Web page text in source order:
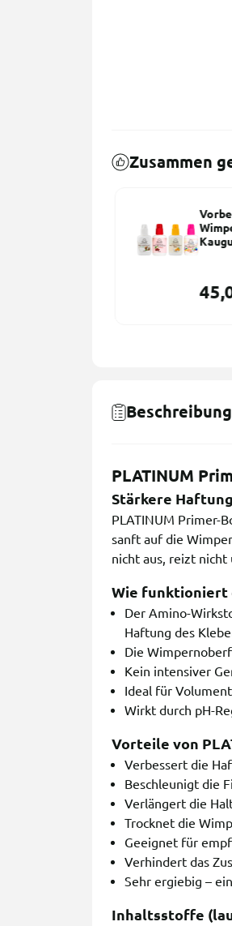
Zusammen
Beschreibung
PLATINUM
Stärkere
PLATINUM Primer-
sanft auf die
nicht aus, reizt nicht
Wie funktioniert
Der Amino-
Haftung des
Die
Kein intensiver
Ideal für
Wirkt durch pH-
Vorteile von
Verbessert die
Beschleunigt die
Verlängert die
Trocknet die
Geeignet für
Verhindert das
Sehr ergiebig –
Inhaltsstoffe